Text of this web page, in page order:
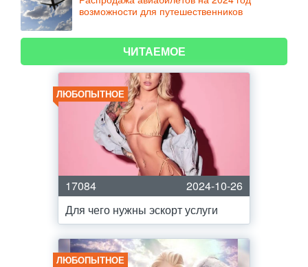
возможности для путешественников
ЧИТАЕМОЕ
ЛЮБОПЫТНОЕ
17084
2024-10-26
Для чего нужны эскорт услуги
ЛЮБОПЫТНОЕ